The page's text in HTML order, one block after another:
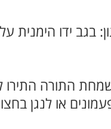
בגב ידו
התורה התירו
או לנגן